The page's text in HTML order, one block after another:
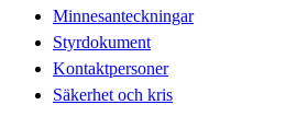
Minnesanteckningar
Styrdokument
Kontaktpersoner
Säkerhet och kris